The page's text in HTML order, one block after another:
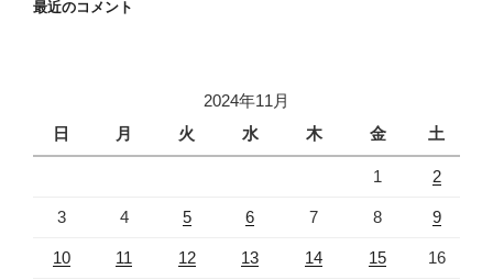
最近のコメント
2024年11月
日
月 火 水 木 金 土
1 2
3 4 5 6 7 8 9
10 11 12 13 14 15 16